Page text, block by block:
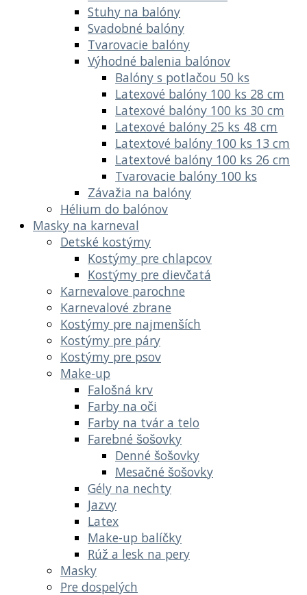
Stuhy na balóny
Svadobné balóny
Tvarovacie balóny
Výhodné balenia balónov
Balóny s potlačou 50 ks
Latexové balóny 100 ks 28 cm
Latexové balóny 100 ks 30 cm
Latexové balóny 25 ks 48 cm
Latextové balóny 100 ks 13 cm
Latextové balóny 100 ks 26 cm
Tvarovacie balóny 100 ks
Závažia na balóny
Hélium do balónov
Masky na karneval
Detské kostýmy
Kostýmy pre chlapcov
Kostýmy pre dievčatá
Karnevalove parochne
Karnevalové zbrane
Kostýmy pre najmenších
Kostýmy pre páry
Kostýmy pre psov
Make-up
Falošná krv
Farby na oči
Farby na tvár a telo
Farebné šošovky
Denné šošovky
Mesačné šošovky
Gély na nechty
Jazvy
Latex
Make-up balíčky
Rúž a lesk na pery
Masky
Pre dospelých